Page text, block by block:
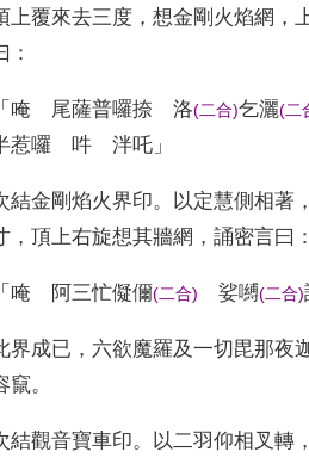
上覆來去三度 ，想金剛火焰網 ，
：
「 唵 尾薩普囉捺 洛(二合)乞灑(二
惹囉 吽 泮吒 」
結金剛焰火界印。 以定慧側相著
，頂上右旋想其牆網 ，誦密言曰
「 唵 阿三忙儗儞(二合) 娑嚩(二合)
界成已 ， 六欲魔羅及一切毘那夜
竄。
結觀音寶車印。 以二羽仰相叉轉